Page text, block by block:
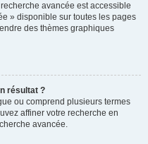
avancée est accessible
» disponible sur toutes les pages
des thèmes graphiques
résultat ?
ou comprend plusieurs termes
affiner votre recherche en
avancée.